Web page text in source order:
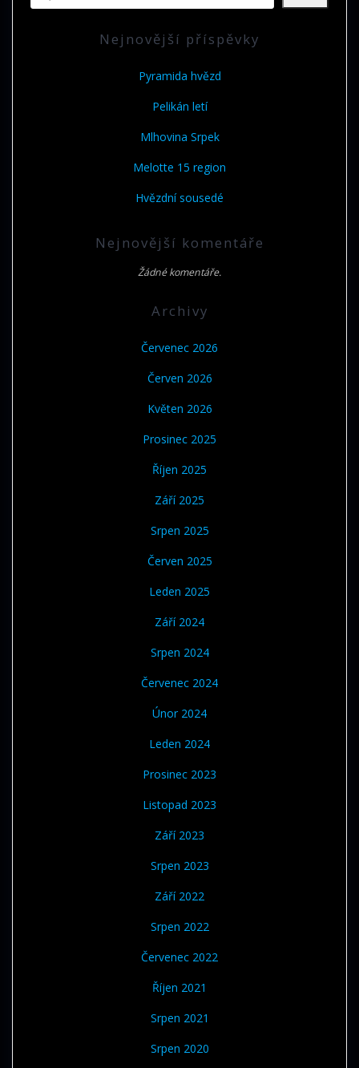
Nejnovější příspěvky
Pyramida hvězd
Pelikán letí
Mlhovina Srpek
Melotte 15 region
Hvězdní sousedé
Nejnovější komentáře
Žádné komentáře.
Archivy
Červenec 2026
Červen 2026
Květen 2026
Prosinec 2025
Říjen 2025
Září 2025
Srpen 2025
Červen 2025
Leden 2025
Září 2024
Srpen 2024
Červenec 2024
Únor 2024
Leden 2024
Prosinec 2023
Listopad 2023
Září 2023
Srpen 2023
Září 2022
Srpen 2022
Červenec 2022
Říjen 2021
Srpen 2021
Srpen 2020